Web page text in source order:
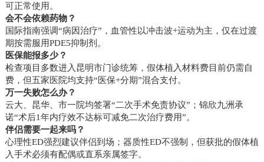
可正常使用。
会不会依赖药物？
国际指南强调“病因治疗”，血管性以冲击波+运动为主，仅在过渡
期按需服用PDE5抑制剂。
医保能报多少？
检查项目多数进入昆明市门诊统筹，假体植入材料费目前仍需自
费，但五家医院均支持“医保+分期”混合支付。
万一失败怎么办？
云大、昆华、市一院均签署“二次手术免责协议”；锦欣九洲承
诺“术后1年内疗效不达标可减免二次治疗费用”。
伴侣需要一起来吗？
心理性ED强烈建议伴侣到场；器质性ED不强制，但获批的假体植
入手术必须有配偶或直系亲属签字。